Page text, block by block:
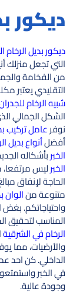
ديكور
ديكور بديل الرخام
التي تجعل منزلك
من الفخامة
التقليدي يعتبر
شبيه الرخام
الشكل الجمالي
نوفرعامل تركيب
أفضلأنواع بديل
الخبربأشكاله
الخبرليس
الحاجة لإنفاق
متنوعة منالوان
واحتياجاتكم.
المناسب لتحقيق
الرخام في الشرقية
والأرضيات، مما
الداخلي. كن احد
في الخبر
وجودة عالية.